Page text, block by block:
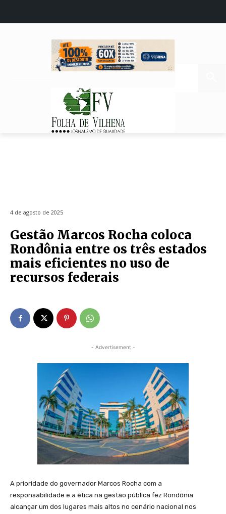
4 de agosto de 2025
Gestão Marcos Rocha coloca
Rondônia entre os três estados
mais eficientes no uso de
recursos federais
- Advertisement -
A prioridade do governador Marcos Rocha com a
responsabilidade e a ética na gestão pública fez Rondônia
alcançar um dos lugares mais altos no cenário nacional nos